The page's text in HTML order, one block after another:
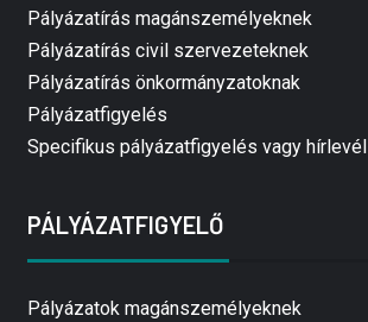
Pályázatírás magánszemélyeknek
Pályázatírás civil szervezeteknek
Pályázatírás önkormányzatoknak
Pályázatfigyelés
Specifikus pályázatfigyelés vagy hírlevél
PÁLYÁZATFIGYELŐ
Pályázatok magánszemélyeknek